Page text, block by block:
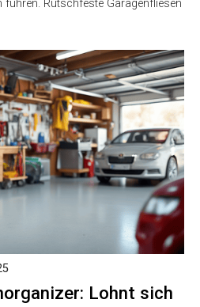
führen. Rutschfeste Garagenfliesen
Lohnt sich